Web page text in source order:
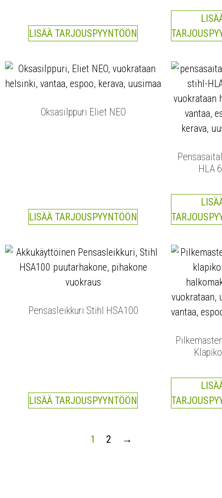
LISÄÄ TARJOUSPYYNTÖÖN
Oksasilppuri Eliet NEO
LISÄÄ TARJOUSPYYNTÖÖN
HLA
Pensasleikkuri Stihl HSA100
LISÄÄ TARJOUSPYYNTÖÖN
1 2 →